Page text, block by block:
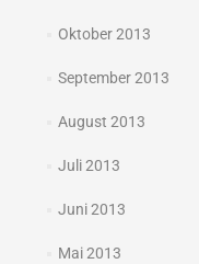
Oktober 2013
September 2013
August 2013
Juli 2013
Juni 2013
Mai 2013